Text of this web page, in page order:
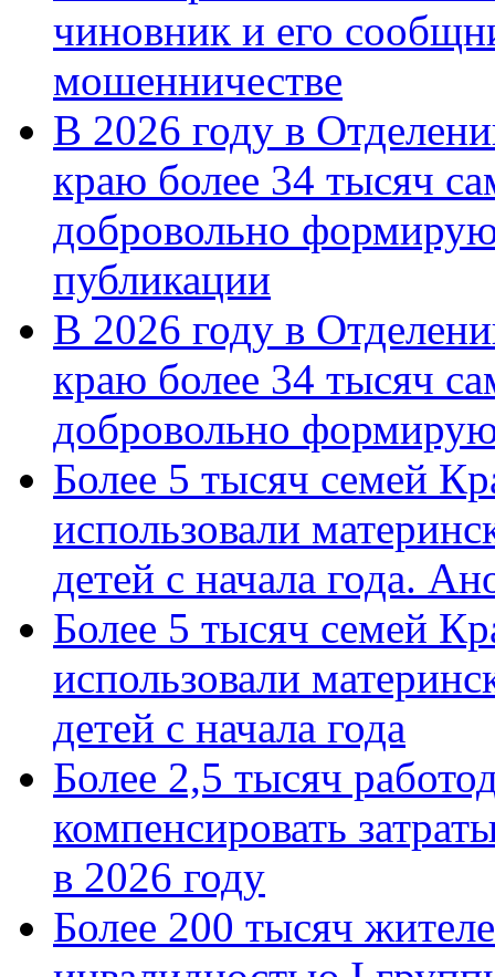
чиновник и его
мошенничестве
В 2026 году в
краю более 34 тысяч
добровольно
публикации
В 2026 году в
краю более 34 тысяч
добровольно
Более 5 тысяч семей
использовали
детей с начала года.
Более 5 тысяч семей
использовали
детей с начала года
Более 2,5 тысяч
компенсировать
в 2026 году
Более 200 тысяч